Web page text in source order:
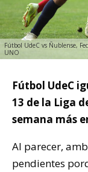
Fútbol UdeC vs Ñublense,
UNO
Fútbol UdeC
13 de la Liga
semana más
Al parecer,
pendientes